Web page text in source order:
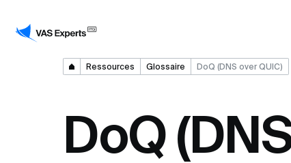
Ressources Glossaire DoQ (DNS over QUIC)
DoQ